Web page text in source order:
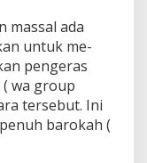
massal ada
untuk me-
pengeras
wa group
tersebut. Ini
barokah (